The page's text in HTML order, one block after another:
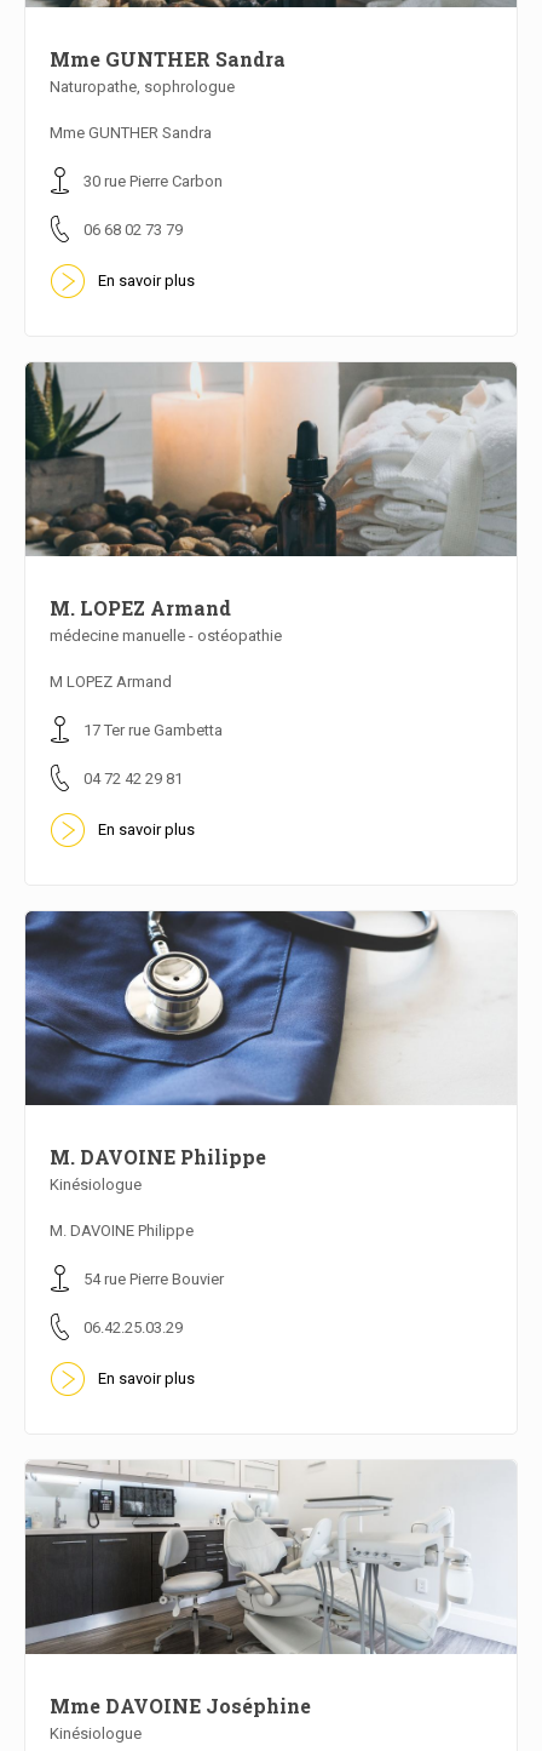
En savoir plus
Mme GUNTHER Sandra
Naturopathe, sophrologue
Mme GUNTHER Sandra
30 rue Pierre Carbon
06 68 02 73 79
En savoir plus
M. LOPEZ Armand
médecine manuelle - ostéopathie
M LOPEZ Armand
17 Ter rue Gambetta
04 72 42 29 81
En savoir plus
M. DAVOINE Philippe
Kinésiologue
M. DAVOINE Philippe
54 rue Pierre Bouvier
06.42.25.03.29
En savoir plus
Mme DAVOINE Joséphine
Kinésiologue